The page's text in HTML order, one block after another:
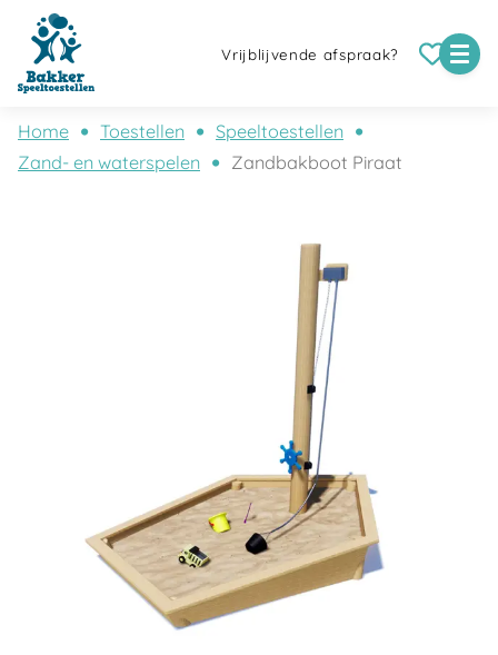
Vrijblijvende afspraak?
Home Toestellen
Speeltoestellen
Zand- en waterspelen
Zandbakboot Piraat